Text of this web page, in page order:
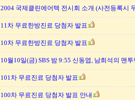
2004 국제클린에어텍 전시회 소개 (사전등록시
11차 무료한방진료 당첨자 발표
10차 무료한방진료 당첨자 발표
10월10일(금) SBS 밤 9:55 신동엽, 남희석의 맨
101차 무료진료 당첨자 발표
100차 무료진료 당첨자 발표 안내